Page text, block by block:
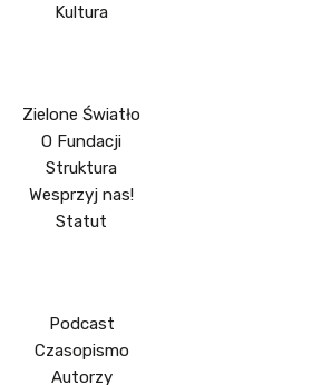
Kultura
Zielone Światło
O Fundacji
Struktura
Wesprzyj nas!
Statut
Podcast
Czasopismo
Autorzy